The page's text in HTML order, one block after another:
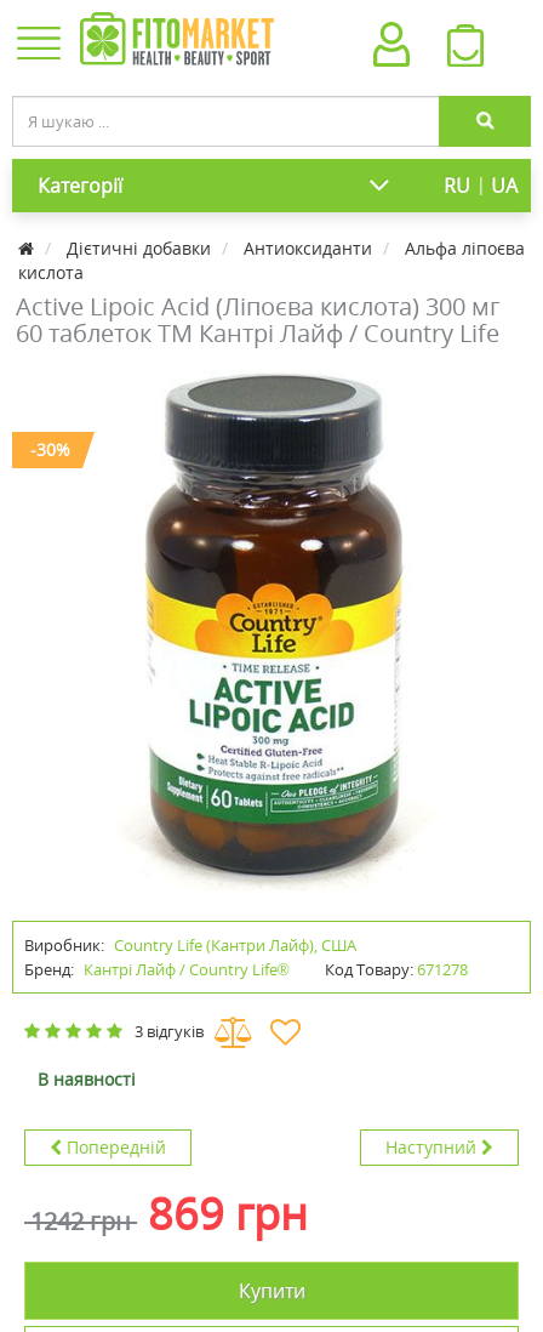
Категорії RU | UA
Дієтичні добавки Антиоксиданти
Альфа ліпоєва
кислота
Active Lipoic Acid (Ліпоєва кислота) 300 мг
60 таблеток ТМ Кантрі Лайф / Country Life
-30%
Виробник: Country Life (Кантри Лайф), США
Бренд: Кантрі Лайф / Country Life® Код Товару:671278
3 відгуків
В наявності
Попередній Наступний
1242 грн 869 грн
Купити